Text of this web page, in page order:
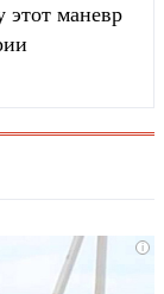
этот маневр
i